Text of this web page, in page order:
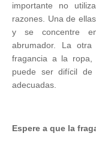
importante no
razones. Una de
y se concentre
abrumador. La otra
fragancia a la
puede ser difícil
adecuadas.
Espere a que la